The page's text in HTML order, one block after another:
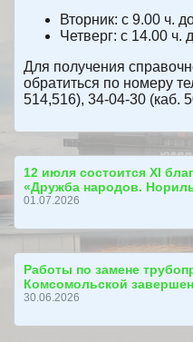
Вторник: с 9.00 ч.
Четверг: с 14.00 ч.
Для получения
обратиться по номеру
514,516), 34-04-30 (каб.
12 июля состоится ХI
«Дружба народов.
01.07.2026
Работы по замене
Комсомольской
30.06.2026